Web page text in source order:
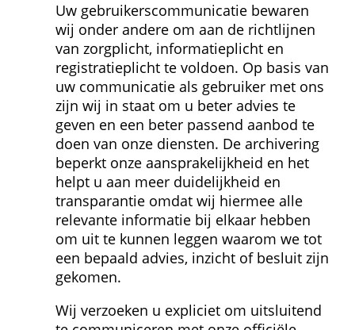
Uw gebruikers­communicatie bewaren
wij onder andere om aan de richtlijnen
van zorgplicht, informatieplicht en
registratieplicht te voldoen. Op basis van
uw communicatie als gebruiker met ons
zijn wij in staat om u beter advies te
geven en een beter passend aanbod te
doen van onze diensten. De archivering
beperkt onze aansprakelijkheid en het
helpt u aan meer duidelijkheid en
transparantie omdat wij hiermee alle
relevante informatie bij elkaar hebben
om uit te kunnen leggen waarom we tot
een bepaald advies, inzicht of besluit zijn
gekomen.
Wij verzoeken u expliciet om uitsluitend